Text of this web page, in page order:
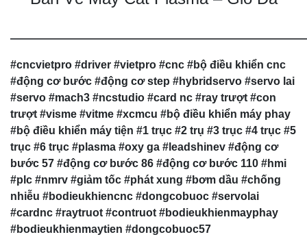
#cncvietpro #driver #vietpro #cnc #bộ điều khiển cnc
#động cơ bước #động cơ step #hybridservo #servo lai
#servo #mach3 #ncstudio #card nc #ray trượt #con
trượt #visme #vitme #xcmcu #bộ điều khiển máy phay
#bộ điều khiển máy tiện #1 trục #2 trụ #3 trục #4 trục #5
trục #6 trục #plasma #oxy ga #leadshinev #động cơ
bước 57 #động cơ bước 86 #động cơ bước 110 #hmi
#plc #nmrv #giảm tốc #phát xung #bơm dầu #chống
nhiễu #bodieukhiencnc #dongcobuoc #servolai
#cardnc #raytruot #contruot #bodieukhienmayphay
#bodieukhienmaytien #dongcobuoc57